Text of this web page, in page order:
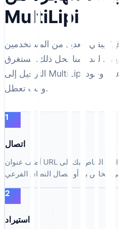
MultiLipi
يبقي العديد من المستخدمين
لقد قمنا بحل ذلك. يستغرق
الترحيل إلى MultiLipi أقل من 10 دقائق مع عدم وجود
وقت تعطل.
1
اتصال
أضف عنوان URL الخاص بك إلى MultiLipi (باستخدام برنامج LiveJS
2
استيراد